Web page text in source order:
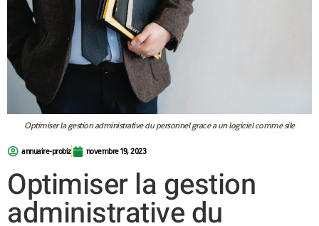
Optimiser la gestion administrative du personnel grace a un logiciel comme sile
annuaire-probiz novembre 19, 2023
Optimiser la gestion
administrative du